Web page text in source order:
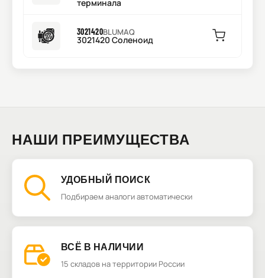
терминала
3021420BLUMAQ
3021420 Соленоид
НАШИ ПРЕИМУЩЕСТВА
УДОБНЫЙ ПОИСК
Подбираем аналоги автоматически
ВСЁ В НАЛИЧИИ
15 складов на территории России